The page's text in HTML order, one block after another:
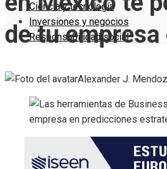
Ciencia y tecnología
Inversiones y negocios
Responsabilidad social
de tu
Alexander J.